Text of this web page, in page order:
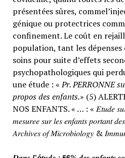
présentées sûres,
génique ou protectrices
confinement. Le coût en
population, tant les dépenses
soins pour suite d’effets
psychopathologiques qui
une étude : «Pr. PERRONNE
propos des enfants.» (5)
NOS ENFANTS. « … : « 𝐸𝑡𝑢𝑑𝑒 𝑠𝑢𝑟
𝑚𝑒𝑠𝑢𝑟𝑒𝑒 𝑠𝑢𝑟 𝑙𝑒𝑠 𝑒𝑛𝑓𝑎𝑛𝑡𝑠 𝑝𝑜𝑟𝑡𝑎𝑛𝑡
𝐴𝑟𝑐ℎ𝑖𝑣𝑒𝑠 𝑜𝑓 𝑀𝑖𝑐𝑟𝑜𝑏𝑖𝑜𝑙𝑜𝑔𝑦 &